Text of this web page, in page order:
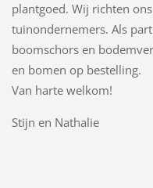
plantgoed. Wij richten
tuinondernemers. Als
boomschors en
en bomen op bestelling.
Van harte welkom!
Stijn en Nathalie